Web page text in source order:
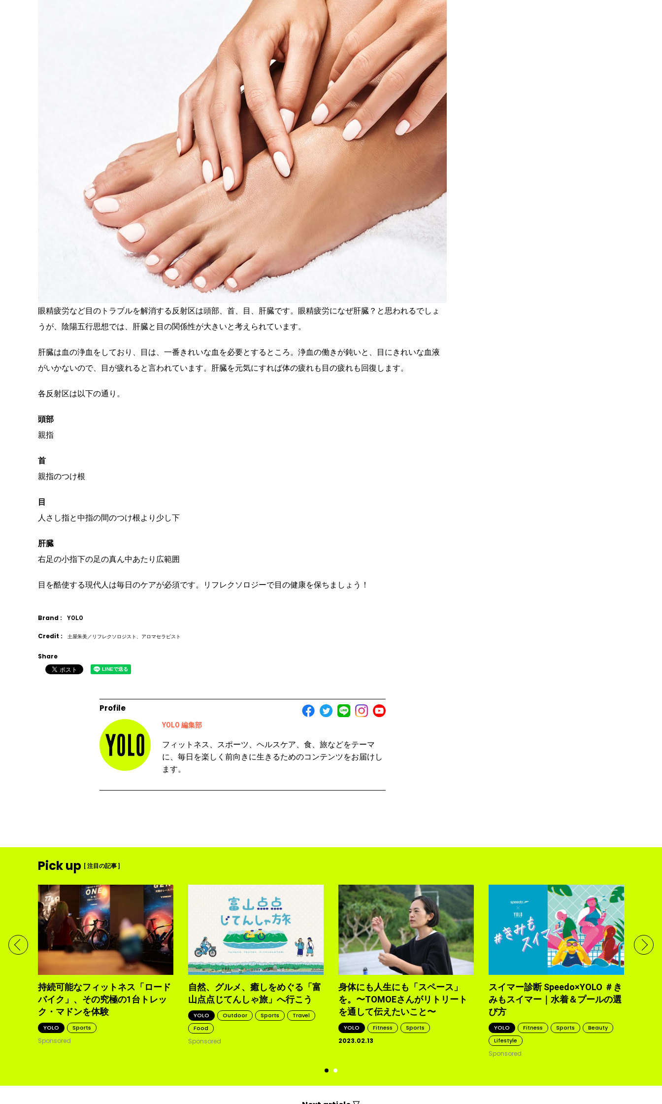
眼精疲労など目のトラブルを解消する反射区は頭部、首、目、肝臓です。眼精疲労になぜ肝臓？と思われるでしょ
うが、陰陽五行思想では、肝臓と目の関係性が大きいと考えられています。
肝臓は血の浄血をしており、目は、一番きれいな血を必要とするところ。浄血の働きが鈍いと、目にきれいな血液
がいかないので、目が疲れると言われています。肝臓を元気にすれば体の疲れも目の疲れも回復します。
各反射区は以下の通り。
頭部
親指
首
親指のつけ根
目
人さし指と中指の間のつけ根より少し下
肝臓
右足の小指下の足の真ん中あたり広範囲
目を酷使する現代人は毎日のケアが必須です。リフレクソロジーで目の健康を保ちましょう！
Brand : YOLO
Credit : 土屋朱美／リフレクソロジスト、アロマセラピスト
Share
Profile
YOLO 編集部
フィットネス、スポーツ、ヘルスケア、食、旅などをテーマ
に、毎日を楽しく前向きに生きるためのコンテンツをお届けし
ます。
Pick up [ 注目の記事 ]
現す
持続可能なフィットネス「ロード
バイク」、その究極の1台トレッ
ク・マドンを体験
YOLO Sports
Sponsored
自然、グルメ、癒しをめぐる「富
山点点じてんしゃ旅」へ行こう
YOLO Outdoor Sports
Travel
Food
Sponsored
身体にも人生にも「スペース」
を。〜TOMOEさんがリトリート
を通して伝えたいこと〜
YOLO Fitness Sports
2023.02.13
スイマー診断 Speedo×YOLO ＃き
みもスイマー｜水着＆プールの選
び方
YOLO Fitness Sports
Beauty
Lifestyle
Sponsored
で完
トレ